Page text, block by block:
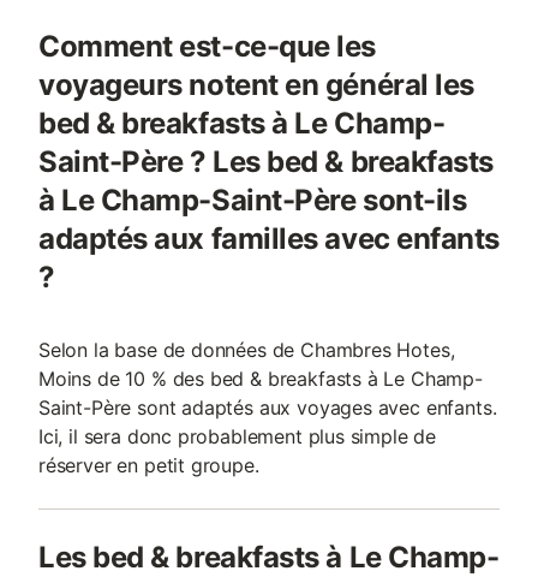
Comment est-ce-que les
voyageurs notent en général les
bed & breakfasts à Le Champ-
Saint-Père ? Les bed & breakfasts
à Le Champ-Saint-Père sont-ils
adaptés aux familles avec enfants
?
Selon la base de données de Chambres Hotes,
Moins de 10 % des bed & breakfasts à Le Champ-
Saint-Père sont adaptés aux voyages avec enfants.
Ici, il sera donc probablement plus simple de
réserver en petit groupe.
Les bed & breakfasts à Le Champ-